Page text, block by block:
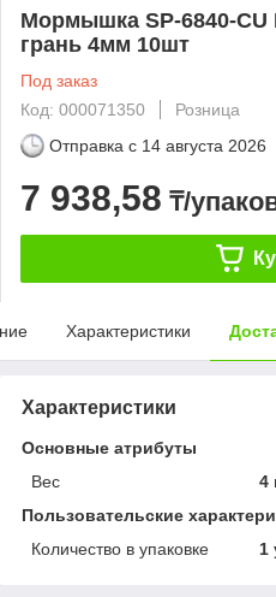
Мормышка SP-6840-CU
грань 4мм 10шт
Под заказ
Код: 000071350
Розница
Отправка с 14 августа 2026
7 938,58 ₸/
Характеристики
Характеристики
Основные атрибуты
Вес
4
Пользовательские
Количество в упаковке
1